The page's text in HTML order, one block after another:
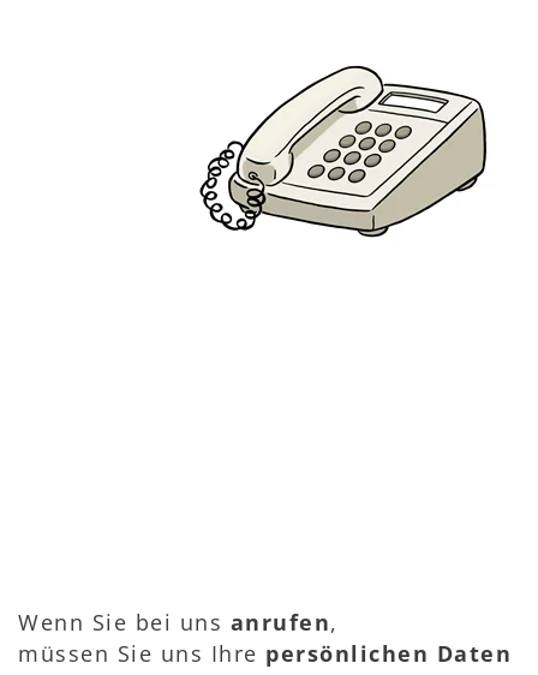
Wenn Sie bei uns anrufen,
müssen Sie uns Ihre persönlichen Daten